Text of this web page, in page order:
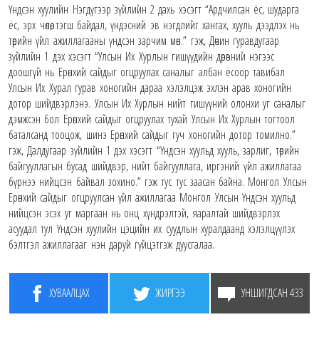
Үндсэн хуулийн Нэгдүгээр зүйлийн 2 дахь хэсэгт “Ардчилсан ёс, шударга
ёс, эрх чөлөө, тэгш байдал, үндэсний эв нэгдлийг хангах, хууль дээдлэх нь
төрийн үйл ажиллагааны үндсэн зарчим мөн.” гэж, Дөчин гуравдугаар
зүйлийн 1 дэх хэсэгт “Улсын Их Хурлын гишүүдийн дөрөвний нэгээс
доошгүй нь Ерөнхий сайдыг огцруулах саналыг албан ёсоор тавибал
Улсын Их Хурал гурав хоногийн дараа хэлэлцэж эхлэн арав хоногийн
дотор шийдвэрлэнэ. Улсын Их Хурлын нийт гишүүний олонхи уг саналыг
дэмжсэн бол Ерөнхий сайдыг огцруулах тухай Улсын Их Хурлын тогтоол
баталсанд тооцож, шинэ Ерөнхий сайдыг гуч хоногийн дотор томилно.”
гэж, Далдугаар зүйлийн 1 дэх хэсэгт “Үндсэн хуульд хууль, зарлиг, төрийн
байгууллагын бусад шийдвэр, нийт байгууллага, иргэний үйл ажиллагаа
бүрнээ нийцсэн байвал зохино.” гэж тус тус заасан байна. Монгол Улсын
Ерөнхий сайдыг огцруулсан үйл ажиллагаа Монгол Улсын Үндсэн хуульд
нийцсэн эсэх уг маргаан нь онц хүндрэлтэй, яаралтай шийдвэрлэх
асуудал тул Үндсэн хуулийн цэцийн их суудлын хуралдаанд хэлэлцүүлэх
бэлтгэл ажиллагааг нэн даруй гүйцэтгэж дуусгалаа.
ХУВААЛЦАХ ЖИРГЭЭ УНШИГДСАН 433